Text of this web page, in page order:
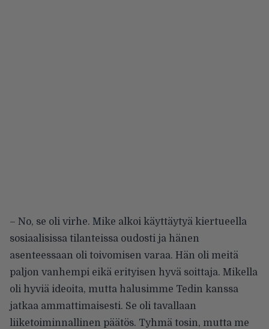
– No, se oli virhe. Mike alkoi käyttäytyä kiertueella
sosiaalisissa tilanteissa oudosti ja hänen
asenteessaan oli toivomisen varaa. Hän oli meitä
paljon vanhempi eikä erityisen hyvä soittaja. Mikella
oli hyviä ideoita, mutta halusimme Tedin kanssa
jatkaa ammattimaisesti. Se oli tavallaan
liiketoiminnallinen päätös. Tyhmä tosin, mutta me